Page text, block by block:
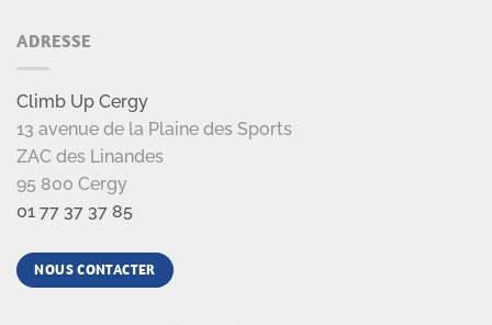
ADRESSE
Climb Up Cergy
13 avenue de la Plaine des Sports
ZAC des Linandes
95 800 Cergy
01 77 37 37 85
NOUS CONTACTER